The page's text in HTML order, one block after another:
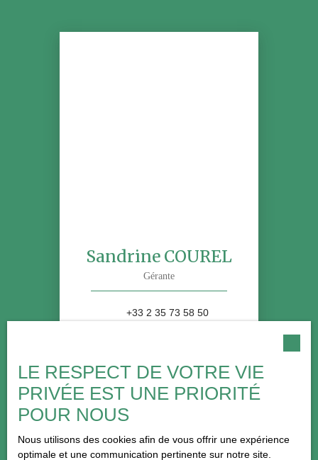
Sandrine COUREL
Gérante
+33 2 35 73 58 50
PUBLIÉ LE 12/06/2026 PAR
Sandrine COUREL
LE RESPECT DE VOTRE VIE
PRIVÉE EST UNE PRIORITÉ
POUR NOUS
Nous utilisons des cookies afin de vous offrir une expérience
optimale et une communication pertinente sur notre site.